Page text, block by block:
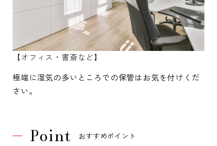
【オフィス・書斎など】
極端に湿気の多いところでの保管はお気を付けくだ
さい。
Point おすすめポイント